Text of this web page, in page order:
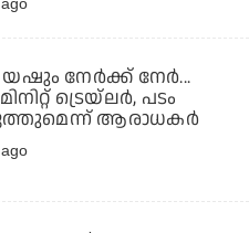
നേര്‍ക്ക് നേര്‍...
ട്രെയ്‌ലര്‍, പടം
ആരാധകര്‍